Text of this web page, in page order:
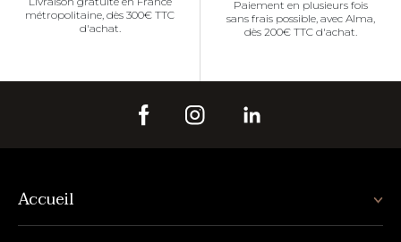
métropolitaine, dès 300€ TTC
d'achat.
Paiement en plusieurs fois
sans frais possible, avec Alma,
dès 200€ TTC d'achat.
Accueil